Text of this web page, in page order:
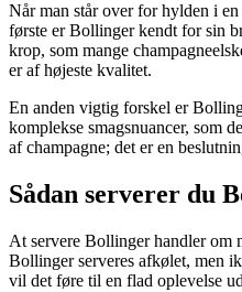
Når man står over for hylden i
første er Bollinger kendt for sin
krop, som mange
er af højeste kvalitet.
En anden vigtig forskel er
komplekse smagsnuancer, som
af champagne; det er en
Sådan serverer du
At servere Bollinger handler om
Bollinger serveres afkølet, men
vil det føre til en flad oplevelse